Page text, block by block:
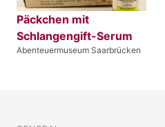
Päckchen mit
Schlangengift-Serum
Abenteuermuseum Saarbrücken